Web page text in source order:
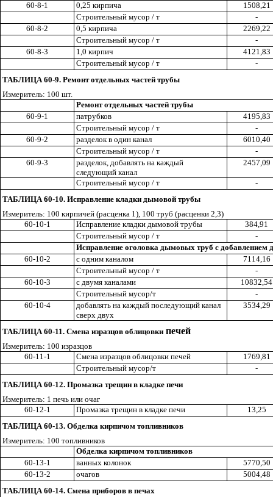
60-8-1
0,25 кирпича
1508,21
Строительный мусор / т
-
60-8-2
0,5 кирпича
2269,22
Строительный мусор / т
-
60-8-3
1,0 кирпич
4121,83
Строительный мусор / т
-
ТАБЛИЦА 60-9. Ремонт отдельных частей трубы
Измеритель: 100 шт.
Ремонт отдельных частей трубы
60-9-1
патрубков
4195,83
Строительный мусор / т
-
60-9-2
разделок в один канал
6010,40
Строительный мусор / т
-
60-9-3
разделок, добавлять на каждый
следующий канал
2457,09
Строительный мусор / т
-
ТАБЛИЦА 60-10. Исправление кладки дымовой трубы
Измеритель: 100 кирпичей (расценка 1), 100 труб (расценки 2,3)
60-10-1
Исправление кладки дымовой трубы
384,91
Строительный мусор / т
-
Исправление оголовка дымовых труб с добавлением
60-10-2
с одним каналом
7114,16
Строительный мусор / т
-
60-10-3
с двумя каналами
10832,54
Строительный мусор/т
-
60-10-4
добавлять на каждый последующий канал
сверх двух
3534,29
ТАБЛИЦА 60-11. Смена изразцов облицовкипечей
Измеритель: 100 изразцов
60-11-1
Смена изразцов облицовки печей
1769,81
Строительный мусор/т
-
ТАБЛИЦА 60-12. Промазка трещин в кладке печи
Измеритель: 1 печь или очаг
60-12-1
Промазка трещин в кладке печи
13,25
ТАБЛИЦА 60-13. Обделка кирпичом топливников
Измеритель: 100 топливников
Обделка кирпичом топливников
60-13-1
ванных колонок
5770,50
60-13-2
очагов
5004,48
ТАБЛИЦА 60-14. Смена приборов в печах